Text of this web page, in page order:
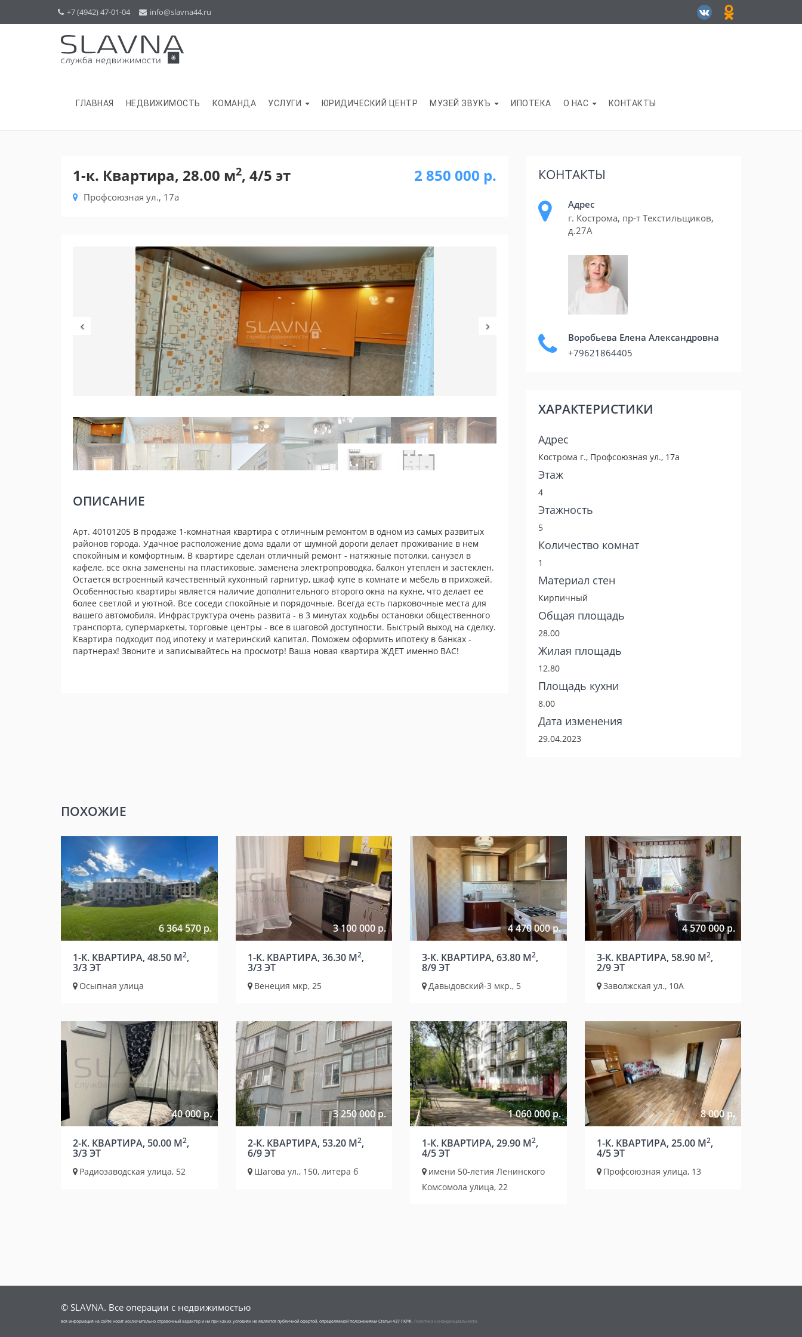
+7 (4942) 47-01-04 info@slavna44.ru
ГЛАВНАЯ НЕДВИЖИМОСТЬ КОМАНДА УСЛУГИ ЮРИДИЧЕСКИЙ ЦЕНТР МУЗЕЙ ЗВУКЪ ИПОТЕКА О НАС КОНТАКТЫ
1-к. Квартира, 28.00 м2, 4/5 эт
Профсоюзная ул., 17а
2 850 000 р.
ОПИСАНИЕ
Арт. 40101205 В продаже 1-комнатная квартира с отличным ремонтом в одном из самых развитых
районов города. Удачное расположение дома вдали от шумной дороги делает проживание в нем
спокойным и комфортным. В квартире сделан отличный ремонт - натяжные потолки, санузел в
кафеле, все окна заменены на пластиковые, заменена электропроводка, балкон утеплен и застеклен.
Остается встроенный качественный кухонный гарнитур, шкаф купе в комнате и мебель в прихожей.
Особенностью квартиры является наличие дополнительного второго окна на кухне, что делает ее
более светлой и уютной. Все соседи спокойные и порядочные. Всегда есть парковочные места для
вашего автомобиля. Инфраструктура очень развита - в 3 минутах ходьбы остановки общественного
транспорта, супермаркеты, торговые центры - все в шаговой доступности. Быстрый выход на сделку.
Квартира подходит под ипотеку и материнский капитал. Поможем оформить ипотеку в банках -
партнерах! Звоните и записывайтесь на просмотр! Ваша новая квартира ЖДЕТ именно ВАС!
КОНТАКТЫ
Адрес
г. Кострома, пр-т Текстильщиков,
д.27А
Воробьева Елена Александровна
+79621864405
ХАРАКТЕРИСТИКИ
Адрес
Кострома г., Профсоюзная ул., 17а
Этаж
4
Этажность
5
Количество комнат
1
Материал стен
Кирпичный
Общая площадь
28.00
Жилая площадь
12.80
Площадь кухни
8.00
Дата изменения
29.04.2023
ПОХОЖИЕ
6 364 570 р.
1-К. КВАРТИРА, 48.50 М2,
3/3 ЭТ
Осыпная улица
3 100 000 р.
1-К. КВАРТИРА, 36.30 М2,
3/3 ЭТ
Венеция мкр, 25
4 470 000 р.
3-К. КВАРТИРА, 63.80 М2,
8/9 ЭТ
Давыдовский-3 мкр., 5
4 570 000 р.
3-К. КВАРТИРА, 58.90 М2,
2/9 ЭТ
Заволжская ул., 10А
40 000 р.
2-К. КВАРТИРА, 50.00 М2,
3/3 ЭТ
Радиозаводская улица, 52
3 250 000 р.
2-К. КВАРТИРА, 53.20 М2,
6/9 ЭТ
Шагова ул., 150, литера б
1 060 000 р.
1-К. КВАРТИРА, 29.90 М2,
4/5 ЭТ
имени 50-летия Ленинского
Комсомола улица, 22
8 000 р.
1-К. КВАРТИРА, 25.00 М2,
4/5 ЭТ
Профсоюзная улица, 13
© SLAVNA. Все операции с недвижимостью
вся информация на сайте носит исключительно справочный характер и ни при каких условиях не является публичной офертой, определяемой положениями Статьи 437 ГКРФ. Политика конфиденциальности